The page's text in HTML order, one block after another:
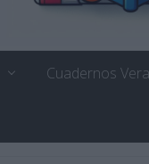
Cuadernos